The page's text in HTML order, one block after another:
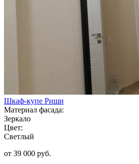
Шкаф-купе Риши
Материал фасада:
Зеркало
Цвет:
Светлый
от 39 000 руб.